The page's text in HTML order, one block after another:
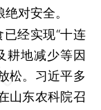
对安全。
经实现“十连
耕地减少等因
松。习近平多
山东农科院召